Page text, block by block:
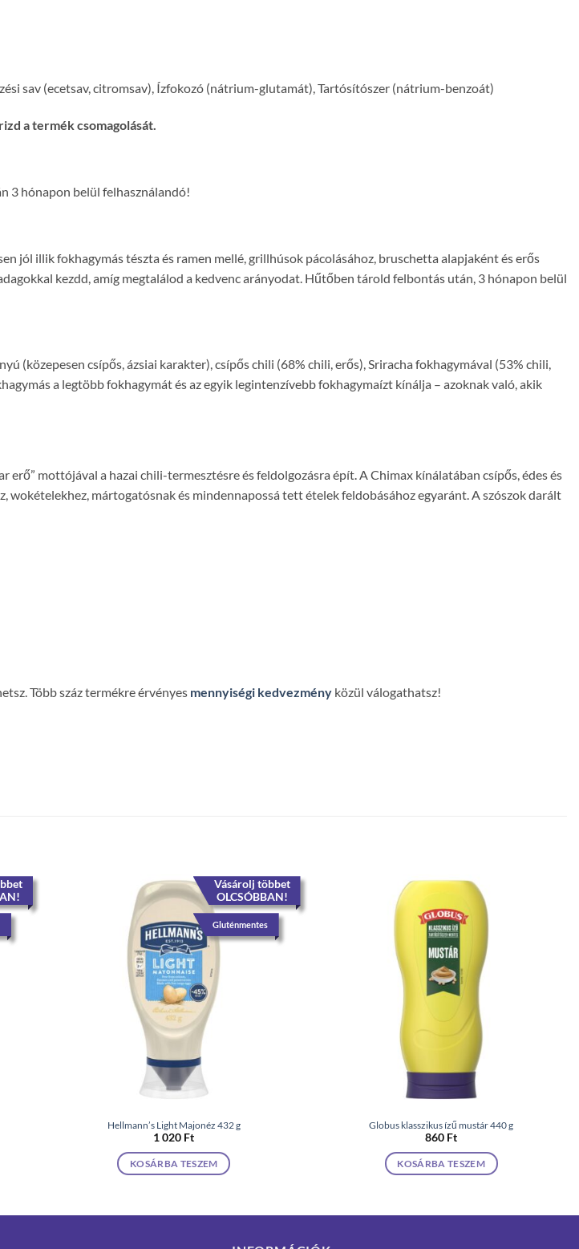
sav (ecetsav, citromsav), Ízfokozó (nátrium-glutamát), Tartósítószer (nátrium-benzoát)
a termék csomagolását.
3 hónapon belül felhasználandó!
jól illik fokhagymás tészta és ramen mellé, grillhúsok pácolásához, bruschetta alapjaként és erős
kezdd, amíg megtalálod a kedvenc arányodat. Hűtőben tárold felbontás után, 3 hónapon belül
(közepesen csípős, ázsiai karakter), csípős chili (68% chili, erős), Sriracha fokhagymával (53% chili,
a legtöbb fokhagymát és az egyik legintenzívebb fokhagymaízt kínálja – azoknak való, akik
erő” mottójával a hazai chili-termesztésre és feldolgozásra épít. A Chimax kínálatában csípős, édes és
wokételekhez, mártogatósnak és mindennapossá tett ételek feldobásához egyaránt. A szószok darált
Több száz termékre érvényes mennyiségi kedvezmény közül válogathatsz!
Vásárolj többet
OLCSÓBBAN!
Gluténmentes
Hellmann’s Light Majonéz 432 g
1 020 Ft
KOSÁRBA TESZEM
Globus klasszikus ízű mustár 440 g
860 Ft
KOSÁRBA TESZEM